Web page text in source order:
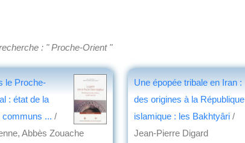
: " Proche-Orient "
le Proche-
: état de la
communs ... /
Abbès Zouache
Une épopée tribale en Iran :
des origines à la République
islamique : les Bakhtyâri /
Jean-Pierre Digard